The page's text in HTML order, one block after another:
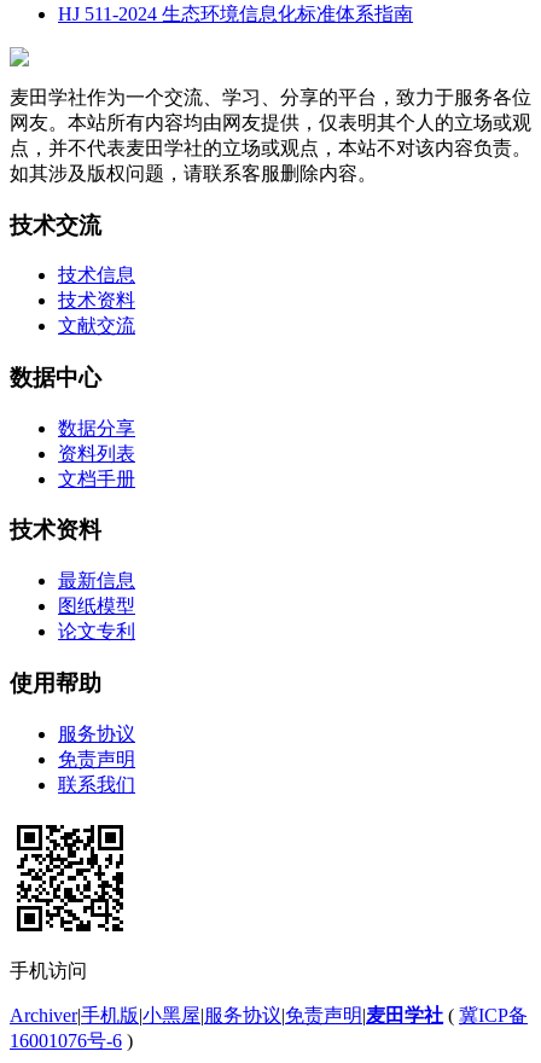
HJ 511-2024 生态环境信息化标准体系指南
麦田学社作为一个交流、学习、分享的平台，致力于服务各位
网友。本站所有内容均由网友提供，仅表明其个人的立场或观
点，并不代表麦田学社的立场或观点，本站不对该内容负责。
如其涉及版权问题，请联系客服删除内容。
技术交流
技术信息
技术资料
文献交流
数据中心
数据分享
资料列表
文档手册
技术资料
最新信息
图纸模型
论文专利
使用帮助
服务协议
免责声明
联系我们
手机访问
Archiver|手机版|小黑屋|服务协议|免责声明|麦田学社 ( 冀ICP备
16001076号-6 )